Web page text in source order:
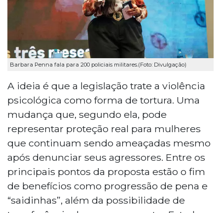
Barbara Penna fala para 200 policiais militares.(Foto: Divulgação)
A ideia é que a legislação trate a violência
psicológica como forma de tortura. Uma
mudança que, segundo ela, pode
representar proteção real para mulheres
que continuam sendo ameaçadas mesmo
após denunciar seus agressores. Entre os
principais pontos da proposta estão o fim
de benefícios como progressão de pena e
“saidinhas”, além da possibilidade de